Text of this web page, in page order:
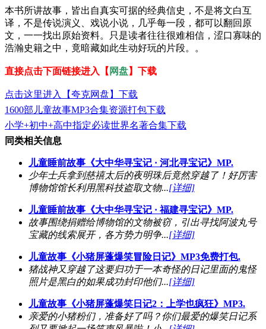
本书所讲故事，皆出自真实可据的经典信史，不是将文白互
译，不是传说演义、戏说小说，几乎每一段，都可以翻回原
文，一一找出原始资料。只是读者往往很难相信，涩口寡味的
浩瀚史籍之中，竟暗藏如此生动好玩的片段。。
直接点击下面链接进入【 网盘】下载
点击这里进入【夸克网盘】下载
1600部儿童故事MP3合集资源打包下载
小学+初中+高中指定必读世界名著合集下载
同类相关信息
儿童睡前故事《大中华寻宝记 · 河北寻宝记》MP.
少年士兵拿到慈禧太后的夜明珠后竟然穿越了！好厉害
博物馆馆长利用黑科技盗取文物...[详细]
儿童睡前故事《大中华寻宝记 · 福建寻宝记》MP.
故事围绕捐赠给博物馆的文物被窃，引出寻找阿波丸号
宝藏的线索展开，各方势力明争...[详细]
儿童故事《小猪屏蓬爆笑冒险日记》MP3免费打包.
猪战神又穿越了这要归功于一本奇怪的日记里面的鬼怪
照片是黑白的如果成功封印他们...[详细]
儿童故事《小猪屏蓬爆笑日记2：上学也疯狂》MP3.
亲爱的小猪粉们，准备好了吗？你们最爱的爆笑日记系